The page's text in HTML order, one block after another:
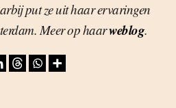
put ze uit haar ervaringen
Meer op haarweblog.